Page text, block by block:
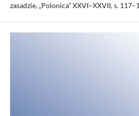
zasadzie, „Polonica” XXVI−XXVII, s.